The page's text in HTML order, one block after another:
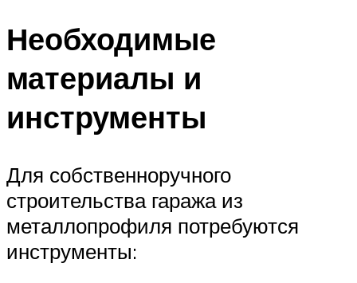
Необходимые
материалы и
инструменты
Для собственноручного
строительства гаража из
металлопрофиля потребуются
инструменты: